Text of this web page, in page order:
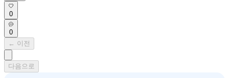
0
0
← 이전
다음으로